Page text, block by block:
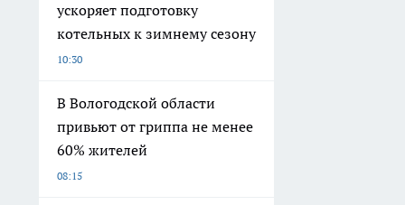
ускоряет подготовку
котельных к зимнему сезону
10:30
В Вологодской области
привьют от гриппа не менее
60% жителей
08:15